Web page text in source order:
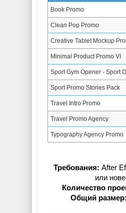
Book Promo
Clean Pop Promo
Creative Tablet Mockup
Minimal Product Promo VI
Sport Gym Opener - Sport
Sport Promo Stories Pack
Travel Intro Promo
Travel Promo Agency
Typography Agency Promo
Требования: After
или
Количество
Общий размер: